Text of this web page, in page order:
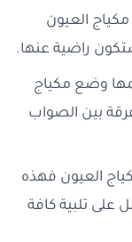
مكياج العيون
راضية عنها.
وضع مكياج
بين الصواب
العيون فهذه
على تلبية كافة